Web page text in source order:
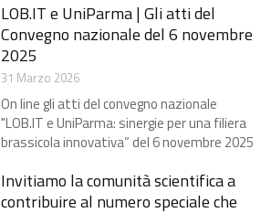
LOB.IT e UniParma | Gli atti del
Convegno nazionale del 6 novembre
2025
31 Marzo 2026
On line gli atti del convegno nazionale
"LOB.IT e UniParma: sinergie per una filiera
brassicola innovativa” del 6 novembre 2025
Invitiamo la comunità scientifica a
contribuire al numero speciale che